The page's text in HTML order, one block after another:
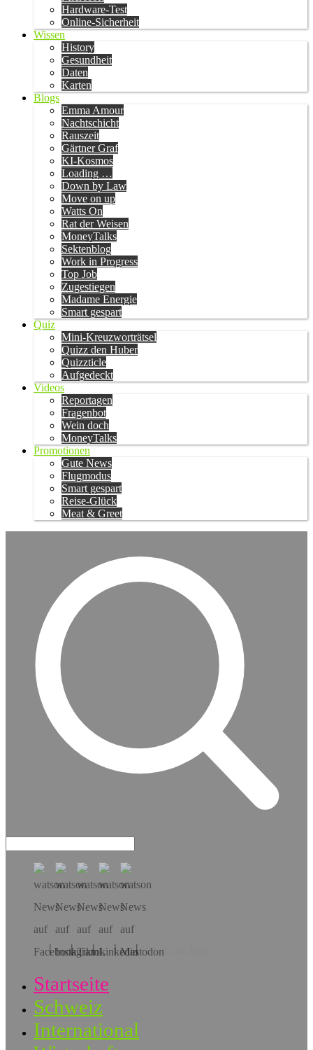
Hardware-Test
Online-Sicherheit
Wissen
History
Gesundheit
Daten
Karten
Blogs
Emma Amour
Nachtschicht
Rauszeit
Gärtner Graf
KI-Kosmos
Loading …
Down by Law
Move on up
Watts On
Rat der Weisen
MoneyTalks
Sektenblog
Work in Progress
Top Job
Zugestiegen
Madame Energie
Smart gespart
Quiz
Mini-Kreuzworträtsel
Quizz den Huber
Quizzticle
Aufgedeckt
Videos
Reportagen
Fragenbot
Wein doch
MoneyTalks
Promotionen
Gute News
Flugmodus
Smart gespart
Reise-Glück
Meat & Greet
Hol dir die App!
Startseite
Schweiz
International